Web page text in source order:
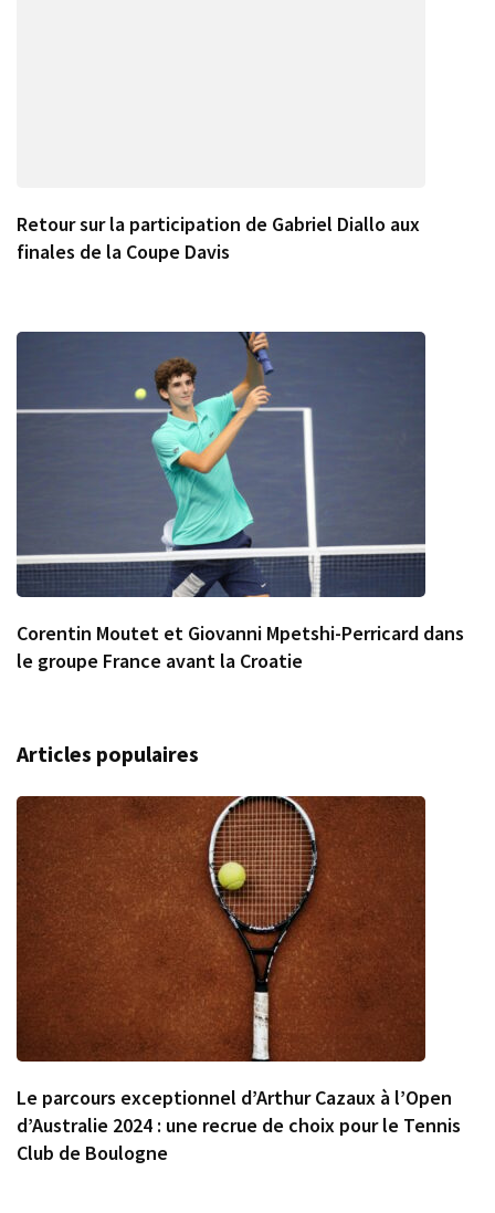
Retour sur la participation de Gabriel Diallo aux
finales de la Coupe Davis
Corentin Moutet et Giovanni Mpetshi-Perricard dans
le groupe France avant la Croatie
Articles populaires
Le parcours exceptionnel d’Arthur Cazaux à l’Open
d’Australie 2024 : une recrue de choix pour le Tennis
Club de Boulogne